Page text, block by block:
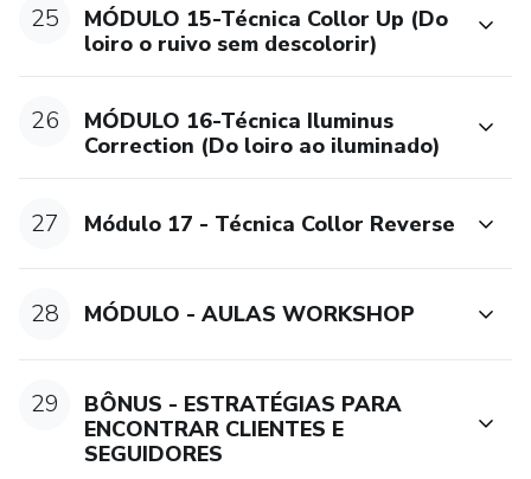
25
MÓDULO 15-Técnica Collor Up (Do
loiro o ruivo sem descolorir)
26
MÓDULO 16-Técnica Iluminus
Correction (Do loiro ao iluminado)
27 Módulo 17 - Técnica Collor Reverse
28 MÓDULO - AULAS WORKSHOP
29
BÔNUS - ESTRATÉGIAS PARA
ENCONTRAR CLIENTES E
SEGUIDORES